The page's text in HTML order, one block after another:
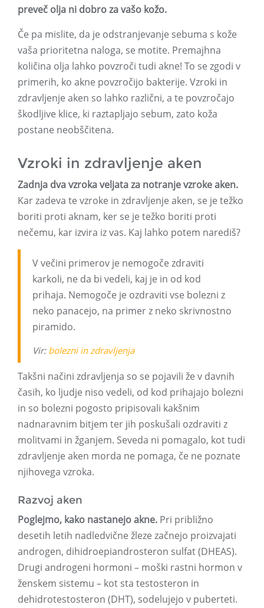
preveč olja ni dobro za vašo kožo.
Če pa mislite, da je odstranjevanje sebuma s kože
vaša prioritetna naloga, se motite. Premajhna
količina olja lahko povzroči tudi akne! To se zgodi v
primerih, ko akne povzročijo bakterije. Vzroki in
zdravljenje aken so lahko različni, a te povzročajo
škodljive klice, ki raztapljajo sebum, zato koža
postane neobščitena.
Vzroki in zdravljenje aken
Zadnja dva vzroka veljata za notranje vzroke aken.
Kar zadeva te vzroke in zdravljenje aken, se je težko
boriti proti aknam, ker se je težko boriti proti
nečemu, kar izvira iz vas. Kaj lahko potem narediš?
V večini primerov je nemogoče zdraviti
karkoli, ne da bi vedeli, kaj je in od kod
prihaja. Nemogoče je ozdraviti vse bolezni z
neko panacejo, na primer z neko skrivnostno
piramido.
Vir: bolezniin zdravljenja
Takšni načini zdravljenja so se pojavili že v davnih
časih, ko ljudje niso vedeli, od kod prihajajo bolezni
in so bolezni pogosto pripisovali kakšnim
nadnaravnim bitjem ter jih poskušali ozdraviti z
molitvami in žganjem. Seveda ni pomagalo, kot tudi
zdravljenje aken morda ne pomaga, če ne poznate
njihovega vzroka.
Razvoj aken
Poglejmo, kako nastanejo akne. Pri približno
desetih letih nadledvične žleze začnejo proizvajati
androgen, dihidroepiandrosteron sulfat (DHEAS).
Drugi androgeni hormoni – moški rastni hormon v
ženskem sistemu – kot sta testosteron in
dehidrotestosteron (DHT), sodelujejo v puberteti.